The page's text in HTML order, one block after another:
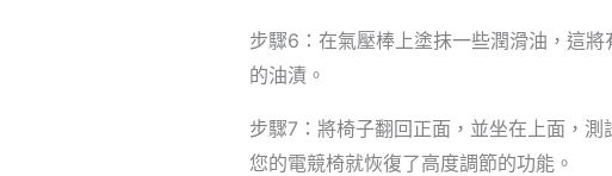
步驟6：在氣壓棒上塗抹一些潤滑油，這
的油漬。
步驟7：將椅子翻回正面，並坐在上面，
您的電競椅就恢復了高度調節的功能。